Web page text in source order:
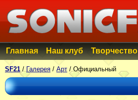
Главная Наш клуб Творчество
SF21 /Галерея / Арт / Официальный